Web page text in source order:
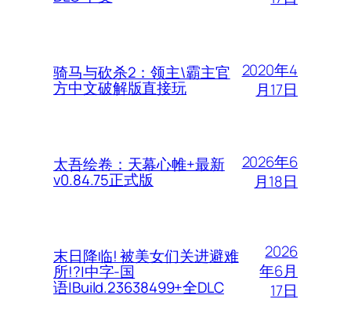
骑马与砍杀2：领主\霸主官
方中文破解版直接玩
2020年4
月17日
太吾绘卷：天幕心帷+最新
v0.84.75正式版
2026年6
月18日
末日降临! 被美女们关进避难
所!?|中字-国
语|Build.23638499+全DLC
2026
年6月
17日